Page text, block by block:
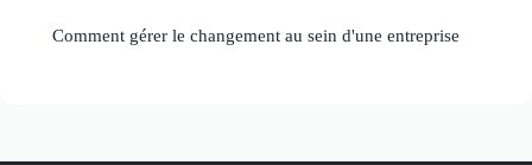
Comment gérer le changement au sein d'une entreprise